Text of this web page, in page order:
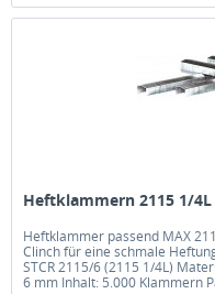
Heftklammern 2115 1/
Heftklammer passend MAX
Clinch für eine schmale
STCR 2115/6 (2115 1/4L)
6 mm Inhalt: 5.000 Klammern